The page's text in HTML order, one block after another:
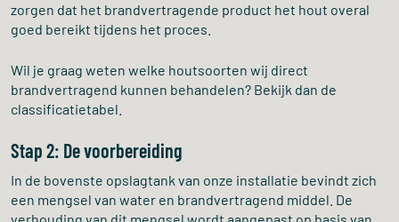
zorgen dat het brandvertragende product het hout overal
goed bereikt tijdens het proces.
Wil je graag weten welke houtsoorten wij direct
brandvertragend kunnen behandelen? Bekijk dan de
classificatietabel.
Stap 2: De voorbereiding
In de bovenste opslagtank van onze installatie bevindt zich
een mengsel van water en brandvertragend middel. De